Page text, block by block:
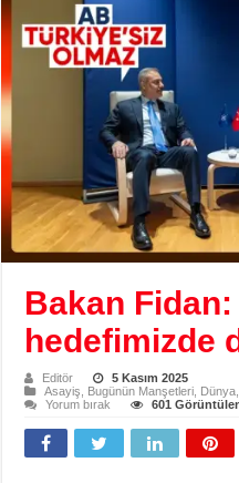
Bakan
hedefimizde
Editör
5 Kasım 2025
Asayiş
Bugünün Manşetleri Dünya
Yorum bırak
601